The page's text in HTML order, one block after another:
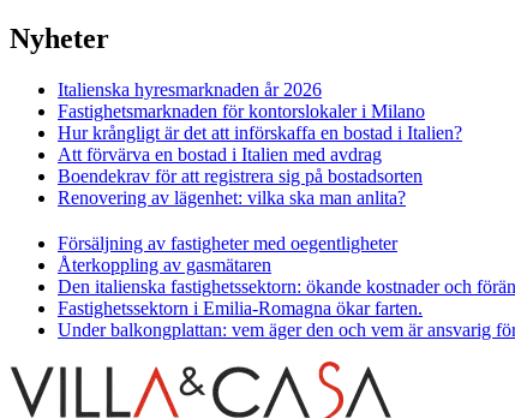
Nyheter
Italienska hyresmarknaden år 2026
Fastighetsmarknaden för kontorslokaler i Milano
Hur krångligt är det att införskaffa en bostad i Italien?
Att förvärva en bostad i Italien med avdrag
Boendekrav för att registrera sig på bostadsorten
Renovering av lägenhet: vilka ska man anlita?
Försäljning av fastigheter med oegentligheter
Återkoppling av gasmätaren
Den italienska fastighetssektorn: ökande kostnader och
Fastighetssektorn i Emilia-Romagna ökar farten.
Under balkongplattan: vem äger den och vem är ansvarig